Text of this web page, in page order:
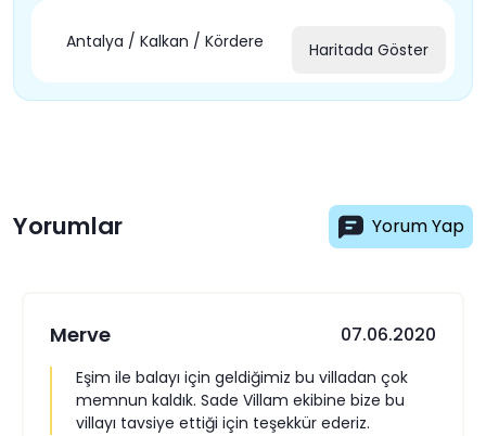
Antalya / Kalkan / Kördere Haritada Göster
Yorumlar Yorum Yap
Merve 07.06.2020
Eşim ile balayı için geldiğimiz bu villadan çok
memnun kaldık. Sade Villam ekibine bize bu
villayı tavsiye ettiği için teşekkür ederiz.